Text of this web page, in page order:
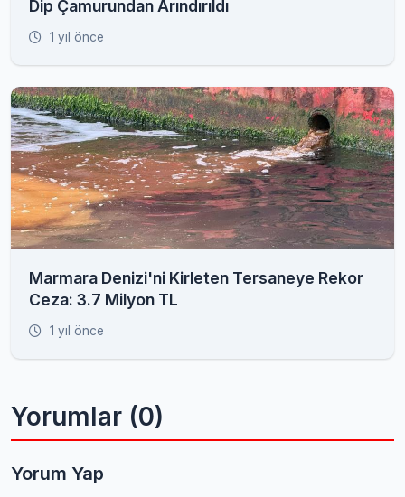
Dip Çamurundan Arındırıldı
1 yıl önce
Marmara Denizi'ni Kirleten Tersaneye Rekor
Ceza: 3.7 Milyon TL
1 yıl önce
Yorumlar (0)
Yorum Yap